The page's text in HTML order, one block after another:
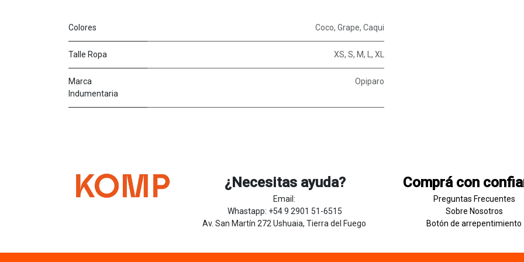
Colores Coco, Grape, Caqui
Talle Ropa XS, S, M, , XL
Marca
Indumentaria
Opiparo
¿Necesitas ayuda?
Email:
Whastapp: +54 9 2901 51-6515
Av. San Martín 272 Ushuaia, Tierra del Fuego
Comprá con
Preguntas Frecuentes
Sobre Nosotros
Botón de​arrepentim​​​iento